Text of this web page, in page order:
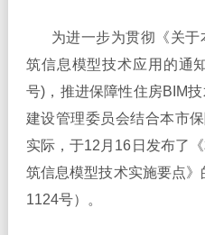
为进一步为贯彻《关
筑信息模型技术应用的通
号)，推进保障性住房BIM
建设管理委员会结合本市
实际，于12月16日发布了
筑信息模型技术实施要点》
1124号）。